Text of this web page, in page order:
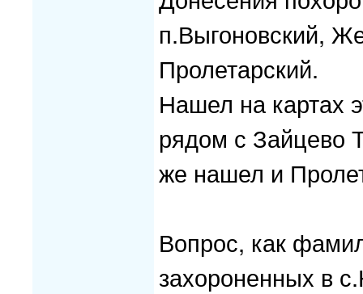
п.Выгоновский,
Пролетарский.
Нашел на картах
рядом с Зайцево
же нашел и
Вопрос, как
захороненных в